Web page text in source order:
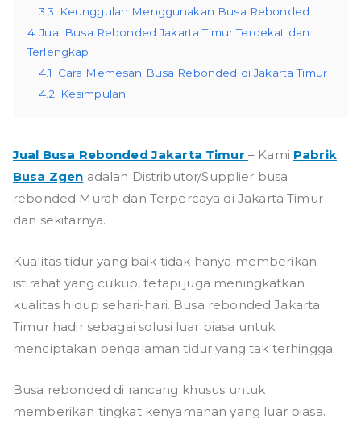
3.3
Keunggulan Menggunakan Busa Rebonded
4 Jual Busa Rebonded Jakarta Timur Terdekat dan
Terlengkap
4.1
Cara Memesan Busa Rebonded di Jakarta Timur
4.2
Kesimpulan
Jual Busa Rebonded Jakarta Timur – Kami Pabrik
Busa Zgen adalah Distributor/Supplier busa
rebonded Murah dan Terpercaya di Jakarta Timur
dan sekitarnya.
Kualitas tidur yang baik tidak hanya memberikan
istirahat yang cukup, tetapi juga meningkatkan
kualitas hidup sehari-hari. Busa rebonded Jakarta
Timur hadir sebagai solusi luar biasa untuk
menciptakan pengalaman tidur yang tak terhingga.
Busa rebonded di rancang khusus untuk
memberikan tingkat kenyamanan yang luar biasa.